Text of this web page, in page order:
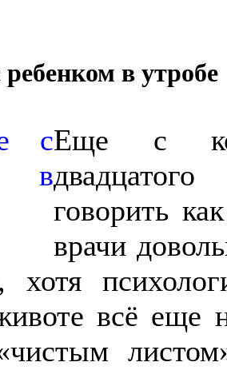
в утробе
Еще с
говорить
врачи
хотя
всё еще